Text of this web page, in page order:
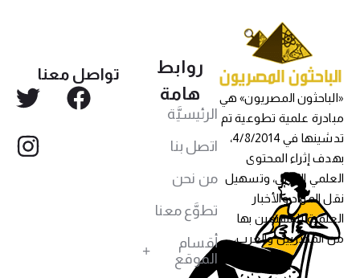
«الباحثون المصريون» هي
مبادرة علمية تطوعية تم
تدشينها في 4/8/2014،
بهدف إثراء المحتوى
العلمي العربي، وتسهيل
نقل المواد والأخبار
العلمية للمهتمين بها
من المصريين والعرب،
روابط
هامة
الرئيسيَّة
اتصل بنا
من نحن
تطوَّع معنا
أقسام
الموقع
تواصل معنا